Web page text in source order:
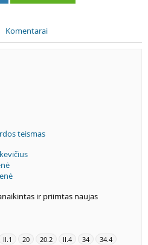
Komentarai
teismas
ir priimtas naujas
II.1 20 20.2 II.4 34 34.4